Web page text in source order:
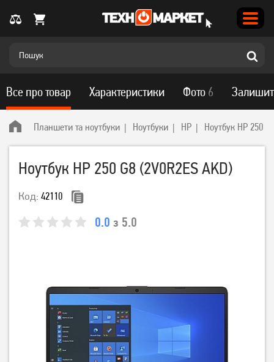
Планшети та ноутбуки Ноутбуки HP Ноутбук HP 250
Ноутбук HP 250 G8 (2V0R2ES AKD)
Код: 42110
0.0 з 5.0
Все про товар Характеристики Фото 6